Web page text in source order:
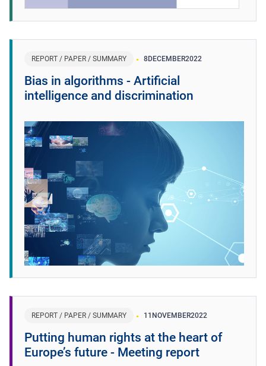
REPORT / PAPER / SUMMARY 8DECEMBER2022
Bias in algorithms - Artificial
intelligence and discrimination
REPORT / PAPER / SUMMARY 11NOVEMBER2022
Putting human rights at the heart of
Europe’s future - Meeting report